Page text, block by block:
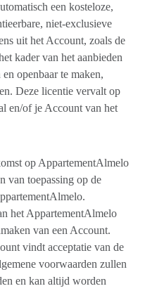
een kosteloze,
niet-exclusieve
uit het Account, zoals de
kader van het aanbieden
openbaar te maken,
Deze licentie vervalt op
en/of je Account van het
op AppartementAlmelo
van toepassing op de
het AppartementAlmelo
van een Account.
vindt acceptatie van de
voorwaarden zullen
en kan altijd worden